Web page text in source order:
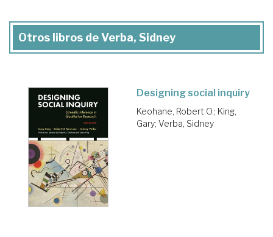
Otros libros de Verba, Sidney
Designing social inquiry
Keohane, Robert O.; King,
Gary; Verba, Sidney